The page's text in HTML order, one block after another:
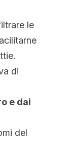
le
di
e dai
del